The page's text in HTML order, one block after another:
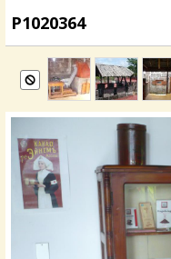
P1020364